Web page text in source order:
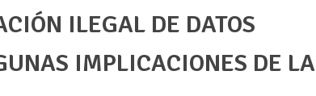
ILEGAL DE DATOS
IMPLICACIONES DE LA